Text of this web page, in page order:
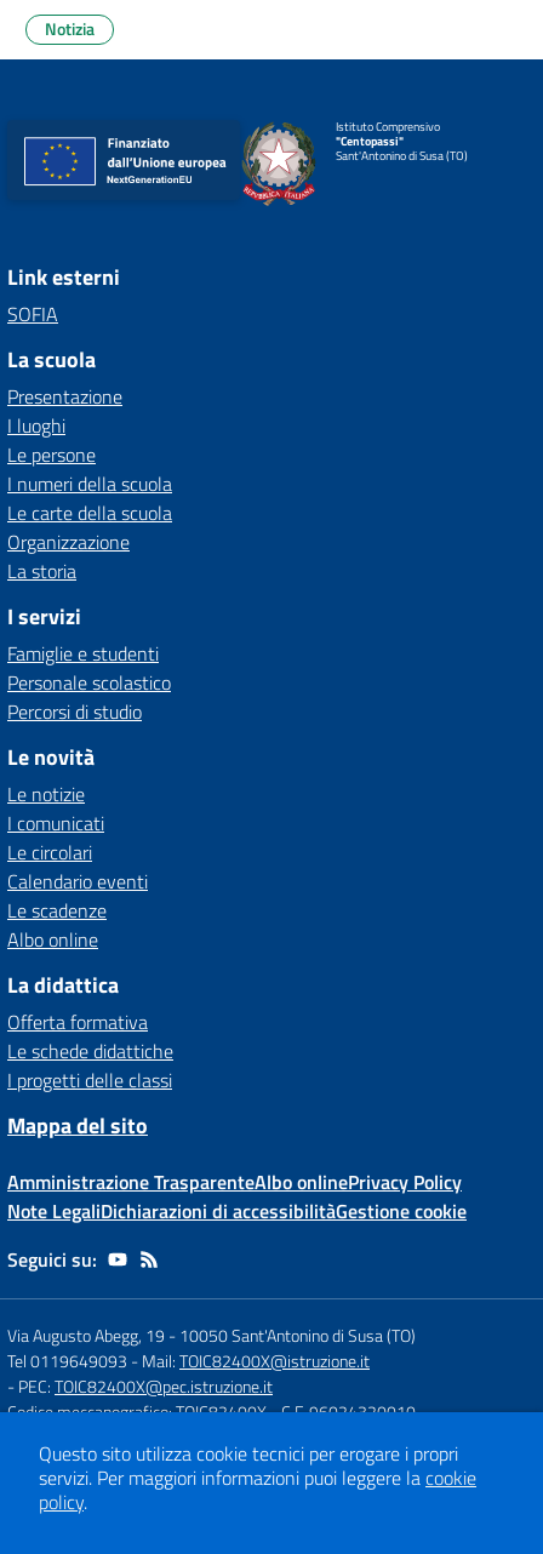
Notizia
Istituto Comprensivo
"Centopassi"
Sant'Antonino di Susa (TO)
Link esterni
SOFIA
La scuola
Presentazione
I luoghi
Le persone
I numeri della scuola
Le carte della scuola
Organizzazione
La storia
I servizi
Famiglie e studenti
Personale scolastico
Percorsi di studio
Le novità
Le notizie
I comunicati
Le circolari
Calendario eventi
Le scadenze
Albo online
La didattica
Offerta formativa
Le schede didattiche
I progetti delle classi
Mappa del sito
Amministrazione TrasparenteAlbo onlinePrivacy Policy
Note LegaliDichiarazioni di accessibilitàGestione cookie
Seguici su:
Via Augusto Abegg, 19 -10050 Sant'Antonino di Susa (TO)
Tel 0119649093 - Mail:TOIC82400X@istruzione.it
- PEC:TOIC82400X@pec.istruzione.it
Codice meccanografico: TOIC82400X- C.F. 96024320010
Concept & Design by
Designers Italia
Questo sito utilizza cookie tecnici per erogare i propri
servizi. Per maggiori informazioni puoi leggere lacookie
policy.